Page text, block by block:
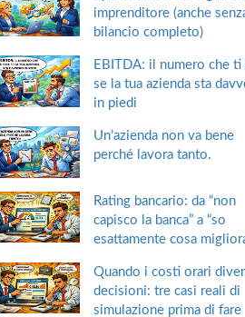
imprenditore (anche
bilancio completo)
EBITDA: il numero che ti
se la tua azienda sta
in piedi
Un’azienda non va bene
perché lavora tanto.
Rating bancario: da “non
capisco la banca” a “so
esattamente cosa
Quando i costi orari
decisioni: tre casi reali di
simulazione prima di fare